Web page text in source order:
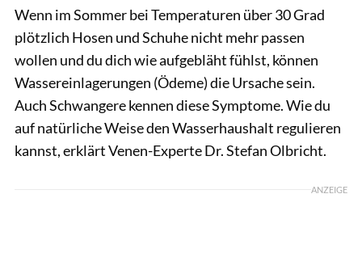
Wenn im Sommer bei Temperaturen über 30 Grad
plötzlich Hosen und Schuhe nicht mehr passen
wollen und du dich wie aufgebläht fühlst, können
Wassereinlagerungen (Ödeme) die Ursache sein.
Auch Schwangere kennen diese Symptome. Wie du
auf natürliche Weise den Wasserhaushalt regulieren
kannst, erklärt Venen-Experte Dr. Stefan Olbricht.
ANZEIGE